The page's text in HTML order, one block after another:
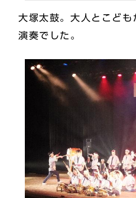
大塚太鼓。大人とこど
演奏でした。